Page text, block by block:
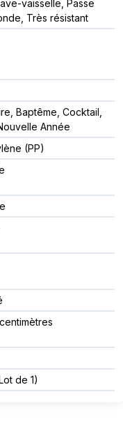
vaisselle, Passe
Très résistant
Baptême, Cocktail,
Année
(PP)
de 1)